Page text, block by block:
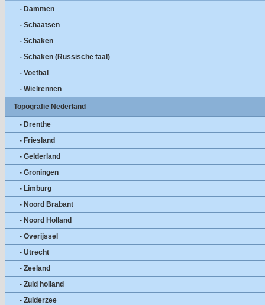
- Dammen
- Schaatsen
- Schaken
- Schaken (Russische taal)
- Voetbal
- Wielrennen
Topografie Nederland
- Drenthe
- Friesland
- Gelderland
- Groningen
- Limburg
- Noord Brabant
- Noord Holland
- Overijssel
- Utrecht
- Zeeland
- Zuid holland
- Zuiderzee